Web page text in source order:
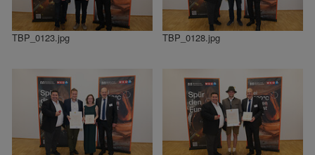
TBP_0123.jpg TBP_0128.jpg